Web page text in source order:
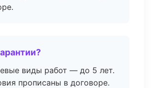
виды работ — до 5 лет.
прописаны в договоре.